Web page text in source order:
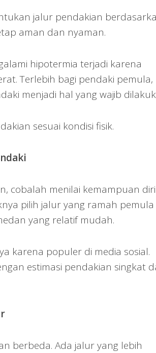
jalur pendakian
aman dan nyaman.
hipotermia terjadi karena
Terlebih bagi pendaki pemula,
menjadi hal yang wajib
sesuai kondisi fisik.
cobalah menilai kemampuan diri
pilih jalur yang ramah pemula
yang relatif mudah.
karena populer di media sosial.
estimasi pendakian singkat
berbeda. Ada jalur yang lebih